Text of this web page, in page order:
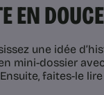
EN
une idée
mini-dossier
faites-le